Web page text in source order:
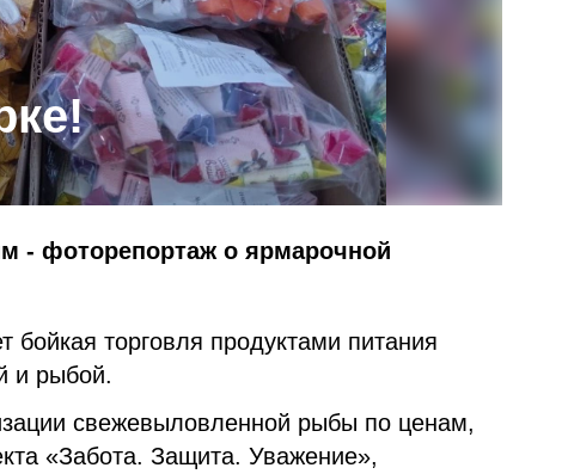
- фоторепортаж о ярмарочной
торговля продуктами питания
и рыбой.
свежевыловленной рыбы по ценам,
«Забота. Защита. Уважение»,